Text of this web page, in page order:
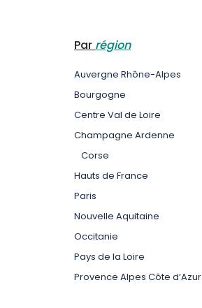
Par région
Auvergne Rhône-Alpes
Bourgogne
Centre Val de Loire
Champagne Ardenne
Corse
Hauts de France
Paris
Nouvelle Aquitaine
Occitanie
Pays de la Loire
Provence Alpes Côte d’Azur